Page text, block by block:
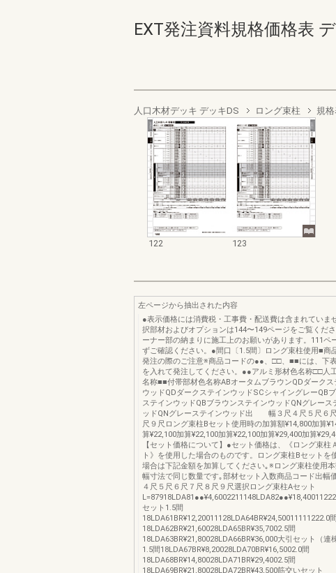
EXT発注資料規格価格表
人口木材デッキ デッキDS ロング束柱 規格
122 123
左ページから抽出された内容
●表示価格には消費税・工事費・配送費は含まれていま
択部材およびオプションは144〜149ページをご覧くだ
ーナー部の納まりに施工上のお願いがあります。111ペ
ずご確認ください。●間口〔1.5間〕ロング束柱使用■商
発注の際のご注意※商品コードの●●、□□、■■には、下
を入れて発注してください。●●アルミ形材色名称□□人
名称■■付帯部材色名称ABオータムブラウンQDダークス
ウッドQDダークステインウッドSCシャイングレーQB
ステインウッドQBブラウンステインウッドQNグレース
ッドQNグレーステインウッド出 幅３尺４尺５尺６
尺９尺ロング束柱Bセット使用時の加算額¥14,800加算
算¥22,100加算¥22,100加算¥22,100加算¥29,400加算
【セット価格について】●セット価格は、《ロング束柱
ト》を使用した場合のものです。ロング束柱Bセットを
場合は下記金額を加算してください｡※ロング束柱使用
幅寸法で同じ数量です｡部材セット入数商品コード出幅
４尺５尺６尺７尺８尺９尺選択ロング束柱Aセット
セット1.5間
18LDA61BR¥12,20011128LDA64BR¥24,50011111222.0間
18LDA62BR¥21,60028LDA65BR¥35,7002.5間
18LDA63BR¥21,80028LDA66BR¥36,000大引セット（連
1.5間18LDA67BR¥8,20028LDA70BR¥16,5002.0間
18LDA68BR¥14,80028LDA71BR¥29,4002.5間
18LDA69BR¥21,80028LDA72BR¥43,500筋交いセット